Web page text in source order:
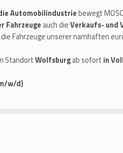
Automobilindustriebewegt
Fahrzeuge auch dieVerkaufs- und
Fahrzeuge unserer namhaften
StandortWolfsburgab sofort in
w/d)